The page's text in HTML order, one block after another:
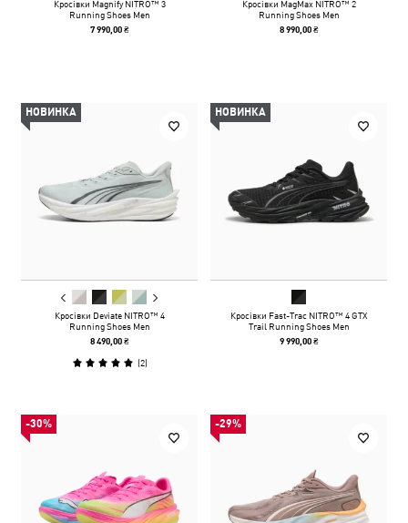
Кросівки Magnify NITRO™ 3
Running Shoes Men
7 990,00 ₴
Кросівки MagMax NITRO™ 2
Running Shoes Men
8 990,00 ₴
НОВИНКА
Кросівки Deviate NITRO™ 4
Running Shoes Men
8 490,00 ₴
(2)
НОВИНКА
Кросівки Fast-Trac NITRO™ 4 GTX
Trail Running Shoes Men
9 990,00 ₴
-30% -29%